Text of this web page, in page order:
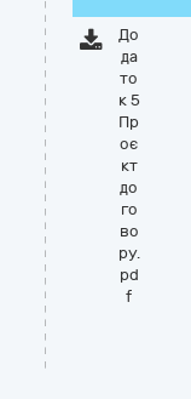
До
да
то
к 5
Пр
оє
кт
до
го
во
ру.
pd
f